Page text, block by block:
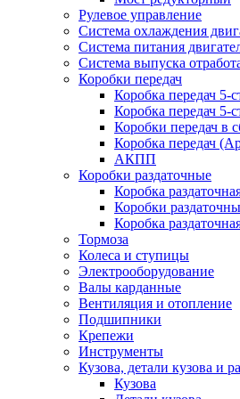
Рулевое управление
Система охлаждения
Система питания
Система выпуска
Коробки передач
Коробка передач 5-
Коробка передач 5-
Коробки передач в
Коробка передач
АКПП
Коробки раздаточные
Коробка
Коробки
Коробка
Тормоза
Колеса и ступицы
Электрооборудование
Валы карданные
Вентиляция и отопление
Подшипники
Крепежи
Инструменты
Кузова, детали кузова и
Кузова